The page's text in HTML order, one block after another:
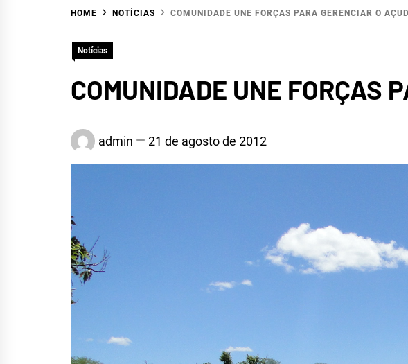
RIO
HOME NOTÍCIAS COMUNIDADE UNE FORÇAS PARA GERENCIAR O
Notícias
COMUNIDADE UNE FORÇAS
admin 21 de agosto de 2012